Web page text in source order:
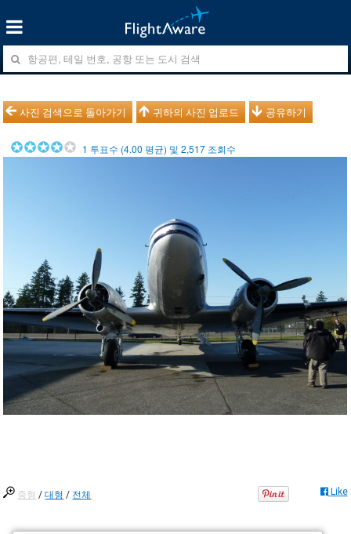
사진 검색으로 돌아가기 귀하의 사진 업로드 공유하기
1 투표수 (4.00 평균) 및2,517 조회수
중형 /대형 / 전체 Like